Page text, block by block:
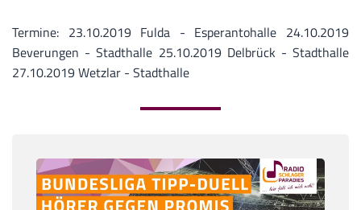
Termine: 23.10.2019 Fulda - Esperantohalle 24.10.2019
Beverungen - Stadthalle 25.10.2019 Delbrück - Stadthalle
27.10.2019 Wetzlar - Stadthalle